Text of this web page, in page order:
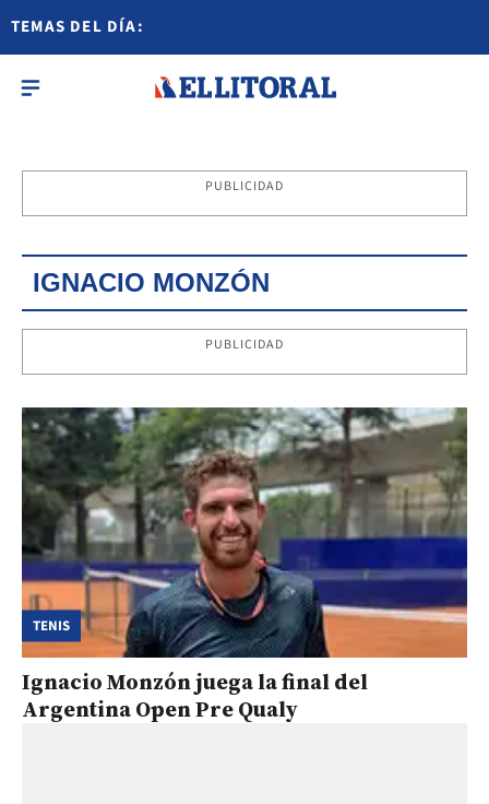
TEMAS DEL DÍA:
PUBLICIDAD
IGNACIO MONZÓN
PUBLICIDAD
TENIS
Ignacio Monzón juega la final del
Argentina Open Pre Qualy